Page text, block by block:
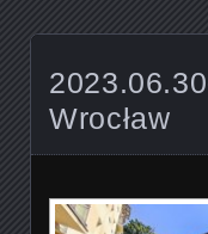
Wrocław